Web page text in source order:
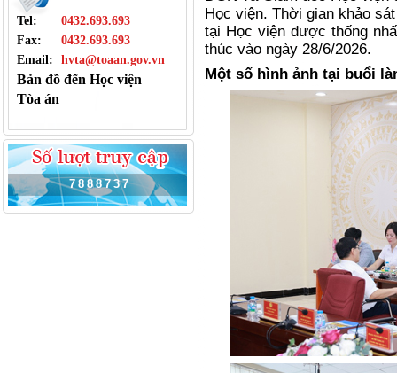
Tel:
0432.693.693
Fax:
0432.693.693
Email:
hvta@toaan.gov.vn
Bản đồ đến Học viện
Tòa án
7 8 8 8 7 3 7
Học viện. Thời gian khảo
tại Học viện được thống
thúc vào ngày 28/6/2026.
Một số hình ảnh tại buổi